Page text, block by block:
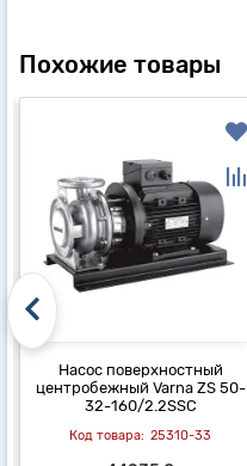
Похожие товары
Насос поверхностный
центробежный Varna ZS 50-
32-160/2.2SSC
25310-33